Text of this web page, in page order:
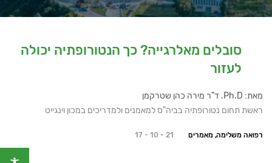
סובלים מאלרגייה? כך הנטורופתיה יכולה
לעזור
מאת: Ph.D. ד"ר מירה כהן שטרקמן
ראשת תחום נטורופתיה בביה"ס למאמנים ולמדריכים במכון וינגייט
רפואה משלימה, מאמרים 17 - 10 - 21